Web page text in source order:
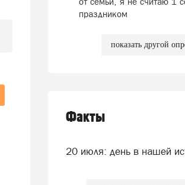
праздником
показать другой
Факты
20 июля: день в нашей